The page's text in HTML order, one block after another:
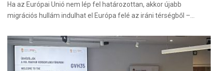
Ha az Európai Unió nem lép fel határozottan, akkor újabb
migrációs hullám indulhat el Európa felé az iráni térségből –…